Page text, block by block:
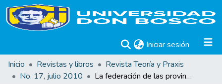
Iniciar sesión (current)
Inicio
Revistas y libros
Revista Teoría y Praxis
No. 17, julio 2010
La federación de las provincias centroamericanas: Decreto o realidad. elementos históricos de una muerte anunciada